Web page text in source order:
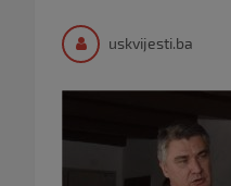
uskvijesti.ba